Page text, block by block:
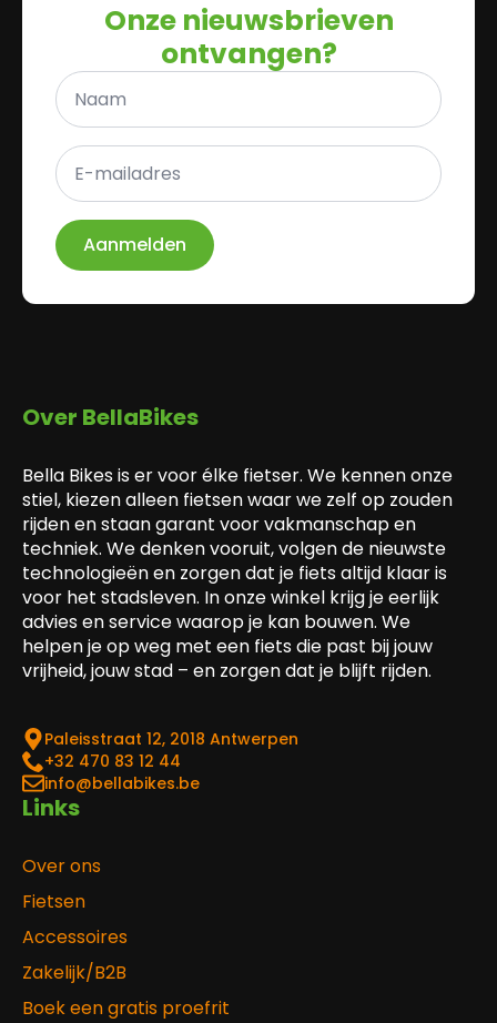
Onze nieuwsbrieven
ontvangen?
Naam
E-
mailadres
*
Aanmelden
Over BellaBikes
Bella Bikes is er voor élke fietser. We kennen onze
stiel, kiezen alleen fietsen waar we zelf op zouden
rijden en staan garant voor vakmanschap en
techniek. We denken vooruit, volgen de nieuwste
technologieën en zorgen dat je fiets altijd klaar is
voor het stadsleven. In onze winkel krijg je eerlijk
advies en service waarop je kan bouwen. We
helpen je op weg met een fiets die past bij jouw
vrijheid, jouw stad – en zorgen dat je blijft rijden.
Paleisstraat 12, 2018 Antwerpen
‎+32 470 83 12 44
info@bellabikes.be
Links
Over ons
Fietsen
Accessoires
Zakelijk/B2B
Boek een gratis proefrit